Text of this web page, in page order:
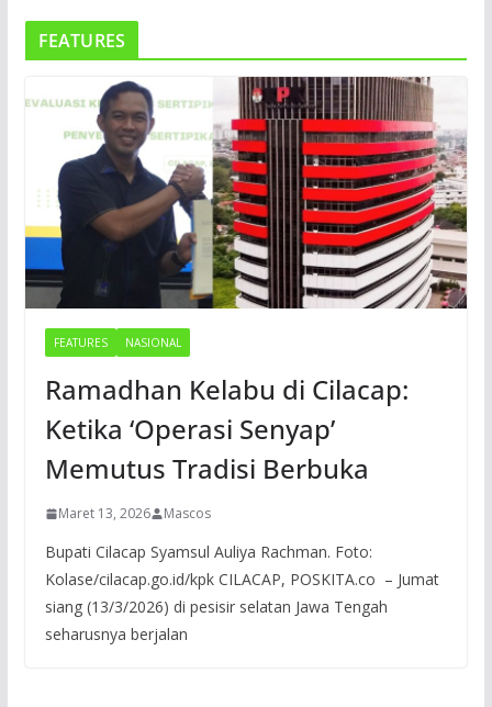
FEATURES
FEATURES NASIONAL
Ramadhan Kelabu di Cilacap:
Ketika ‘Operasi Senyap’
Memutus Tradisi Berbuka
Maret 13, 2026 Mascos
Bupati Cilacap Syamsul Auliya Rachman. Foto:
Kolase/cilacap.go.id/kpk CILACAP, POSKITA.co – Jumat
siang (13/3/2026) di pesisir selatan Jawa Tengah
seharusnya berjalan